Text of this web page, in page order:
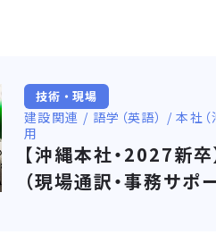
技術・現場
建設関連 / 語学（英語） / 本社
用
【沖縄本社・2027新
（現場通訳・事務サポー